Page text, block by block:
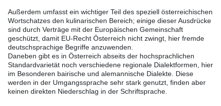
Außerdem umfasst ein wichtiger Teil des speziell österreichischen
Wortschatzes den kulinarischen Bereich; einige dieser Ausdrücke
sind durch Verträge mit der Europäischen Gemeinschaft
geschützt, damit EU-Recht Österreich nicht zwingt, hier fremde
deutschsprachige Begriffe anzuwenden.
Daneben gibt es in Österreich abseits der hochsprachlichen
Standardvarietät noch verschiedene regionale Dialektformen, hier
im Besonderen bairische und alemannische Dialekte. Diese
werden in der Umgangssprache sehr stark genutzt, finden aber
keinen direkten Niederschlag in der Schriftsprache.